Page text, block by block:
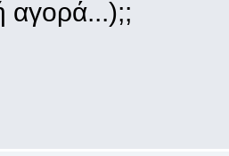
αγορά...);;